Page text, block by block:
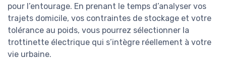
pour l’entourage. En prenant le temps d’analyser vos
trajets domicile, vos contraintes de stockage et votre
tolérance au poids, vous pourrez sélectionner la
trottinette électrique qui s’intègre réellement à votre
vie urbaine.